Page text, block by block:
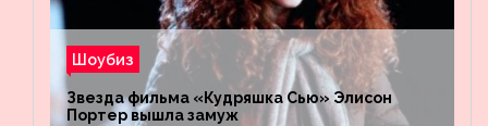
Шоубиз
Звезда фильма «Кудряшка Сью» Элисон
Портер вышла замуж